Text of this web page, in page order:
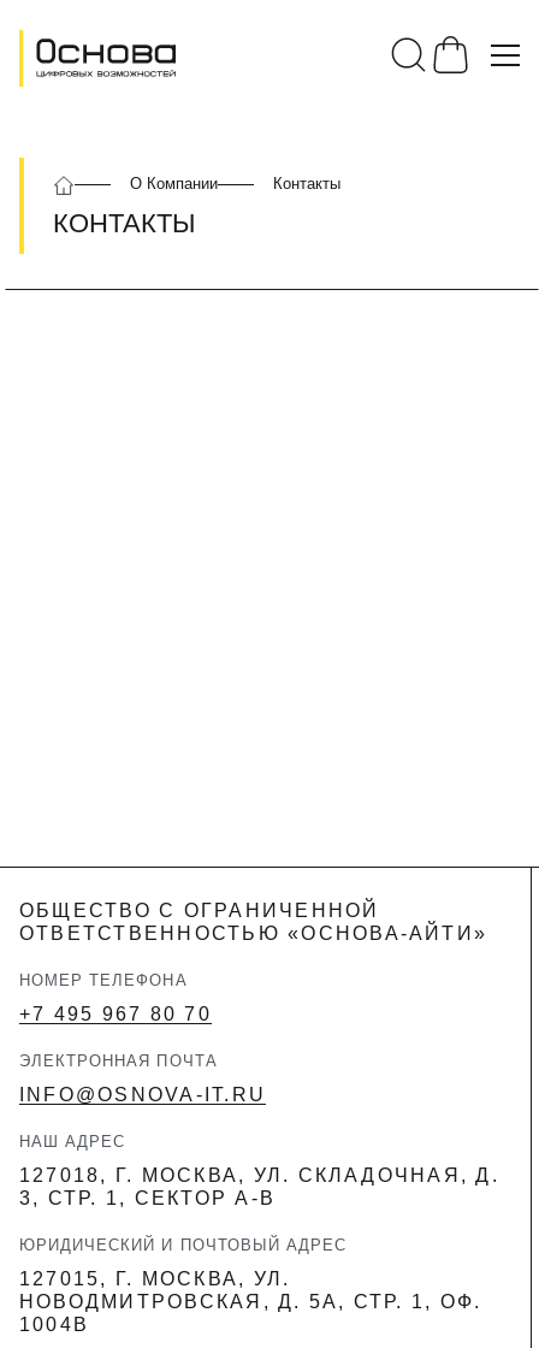
О Компании Контакты
КОНТАКТЫ
ОБЩЕСТВО С ОГРАНИЧЕННОЙ
ОТВЕТСТВЕННОСТЬЮ «ОСНОВА-АЙТИ»
НОМЕР ТЕЛЕФОНА
+7 495 967 80 70
ЭЛЕКТРОННАЯ ПОЧТА
INFO@OSNOVA-IT.RU
НАШ АДРЕС
127018, Г. МОСКВА, УЛ. СКЛАДОЧНАЯ, Д.
3, СТР. 1, СЕКТОР А-В
ЮРИДИЧЕСКИЙ И ПОЧТОВЫЙ АДРЕС
127015, Г. МОСКВА, УЛ.
НОВОДМИТРОВСКАЯ, Д. 5А, СТР. 1, ОФ.
1004В